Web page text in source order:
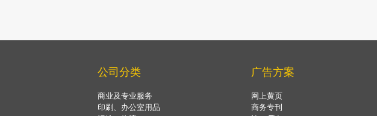
公司分类
商业及专业服务
印刷、办公室用品
广告方案
网上黄页
商务专刊